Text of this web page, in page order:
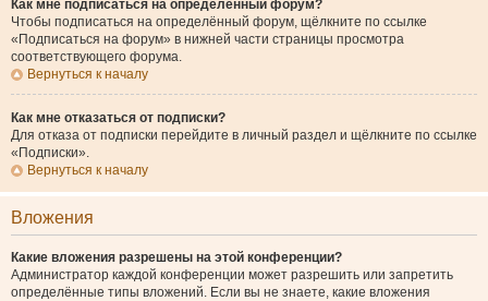
Как мне подписаться на определённый форум?
Чтобы подписаться на определённый форум, щёлкните по ссылке
«Подписаться на форум» в нижней части страницы просмотра
соответствующего форума.
Вернуться к началу
Как мне отказаться от подписки?
Для отказа от подписки перейдите в личный раздел и щёлкните по ссылке
«Подписки».
Вернуться к началу
Вложения
Какие вложения разрешены на этой конференции?
Администратор каждой конференции может разрешить или запретить
определённые типы вложений. Если вы не знаете, какие вложения